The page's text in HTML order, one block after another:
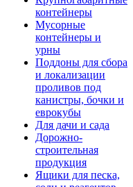
контейнеры
Мусорные
контейнеры и
урны
Поддоны для сбора
и локализации
проливов под
канистры, бочки и
еврокубы
Для дачи и сада
Дорожно-
строительная
продукция
Ящики для песка,